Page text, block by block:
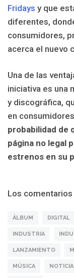
Fridays y que
diferentes,
consumidores,
acerca el nuevo
Una de las
iniciativa es una
y discográfica,
en
probabilidad de
página no legal
estrenos en su
Los
ÁLBUM DIGITAL
INDUSTRIA
LANZAMIENTO
MÚSICA